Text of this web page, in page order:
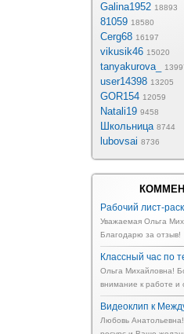
Galina1952 18893
81059 18580
Cerg68 16197
vikusik46 15020
tanyakurova_
user14398 13205
GOR154 12059
Natali19 9458
Школьница 8744
lubovsai 8736
Рабочий лист-
Уважаемая Ольга
Благодарю за отзыв!
Классный час по
Ольга Михайловна!
внимание к работе и
Видеоклип к
Любовь